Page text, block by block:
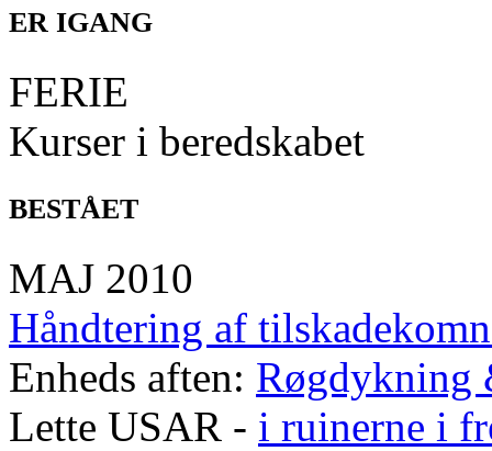
ER IGANG
FERIE
Kurser i beredskabet
BESTÅET
MAJ 2010
Håndtering af
Enheds aften: Røgdykning
Lette USAR - i ruinerne i